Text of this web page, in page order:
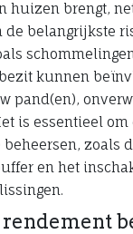
huizen brengt,
de belangrijkste
kunnen
pand(en),
is essentieel
beheersen, zoals
en het